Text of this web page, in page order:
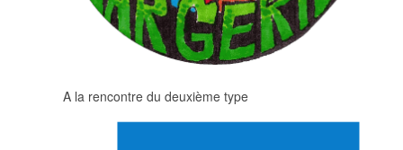
A la rencontre du deuxième type